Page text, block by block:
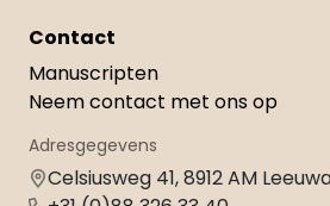
Contact
Manuscripten
Neem contact met ons op
Adresgegevens
Celsiusweg 41, 8912 AM